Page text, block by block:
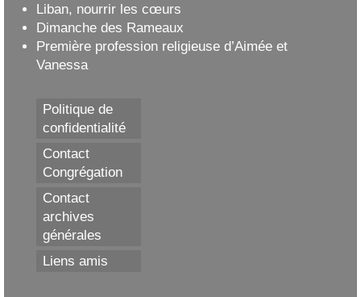
Liban, nourrir les cœurs
Dimanche des Rameaux
Première profession religieuse d’Aimée et
Vanessa
Politique de
confidentialité
Contact
Congrégation
Contact
archives
générales
Liens amis